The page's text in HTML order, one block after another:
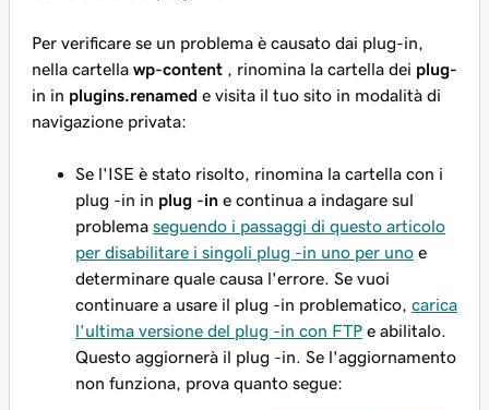
Per verificare se un problema è causato dai plug-in,
nella cartella wp-content , rinomina la cartella dei plug-
in in plugins.renamed e visita il tuo sito in modalità di
navigazione privata:
Se l'ISE è stato risolto, rinomina la cartella con i
plug -in in plug -in e continua a indagare sul
problema seguendo i passaggi di questo articolo
per disabilitare i singoli plug -in uno per uno e
determinare quale causa l'errore. Se vuoi
continuare a usare il plug -in problematico, carica
l'ultima versione del plug -in con FTP e abilitalo.
Questo aggiornerà il plug -in. Se l'aggiornamento
non funziona, prova quanto segue: